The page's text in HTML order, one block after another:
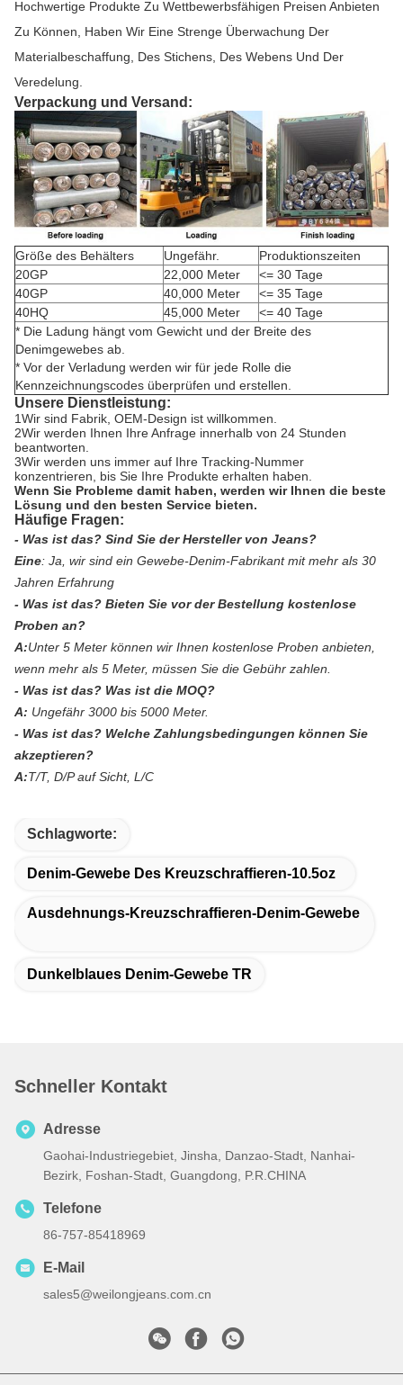
Hochwertige Produkte Zu Wettbewerbsfähigen Preisen Anbieten
Zu Können, Haben Wir Eine Strenge Überwachung Der
Materialbeschaffung, Des Stichens, Des Webens Und Der
Veredelung.
Verpackung und Versand:
Größe des Behälters Ungefähr.
Produktionszeiten
20GP
22,000 Meter
<= 30 Tage
40GP
40,000 Meter
<= 35 Tage
40HQ
45,000 Meter
<= 40 Tage
* Die Ladung hängt vom Gewicht und der Breite des
Denimgewebes ab.
* Vor der Verladung werden wir für jede Rolle die
Kennzeichnungscodes überprüfen und erstellen.
Unsere Dienstleistung:
1Wir sind Fabrik, OEM-Design ist willkommen.
2Wir werden Ihnen Ihre Anfrage innerhalb von 24 Stunden
beantworten.
3Wir werden uns immer auf Ihre Tracking-Nummer
konzentrieren, bis Sie Ihre Produkte erhalten haben.
Wenn Sie Probleme damit haben, werden wir Ihnen die beste
Lösung und den besten Service bieten.
Häufige Fragen:
- Was ist das? Sind Sie der Hersteller von Jeans?
Eine: Ja, wir sind ein Gewebe-Denim-Fabrikant mit mehr als 30
Jahren Erfahrung
- Was ist das? Bieten Sie vor der Bestellung kostenlose
Proben an?
A:Unter 5 Meter können wir Ihnen kostenlose Proben anbieten,
wenn mehr als 5 Meter, müssen Sie die Gebühr zahlen.
- Was ist das? Was ist die MOQ?
A: Ungefähr 3000 bis 5000 Meter.
- Was ist das? Welche Zahlungsbedingungen können Sie
akzeptieren?
A:T/T, D/P auf Sicht, L/C
Schlagworte:
Denim-Gewebe Des Kreuzschraffieren-10.5oz
Ausdehnungs-Kreuzschraffieren-Denim-Gewebe
Dunkelblaues Denim-Gewebe TR
Schneller Kontakt
Adresse
Gaohai-Industriegebiet, Jinsha, Danzao-Stadt, Nanhai-
Bezirk, Foshan-Stadt, Guangdong, P.R.CHINA
Telefone
86-757-85418969
E-Mail
sales5@weilongjeans.com.cn